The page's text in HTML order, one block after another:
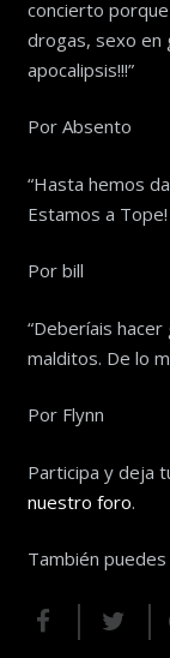
concierto
drogas, sexo en
apocalipsis!!!”
Por Absento
“Hasta hemos
Estamos a
Por bill
“Deberíais
malditos. De lo
Por Flynn
Participa y deja
nuestro foro.
También